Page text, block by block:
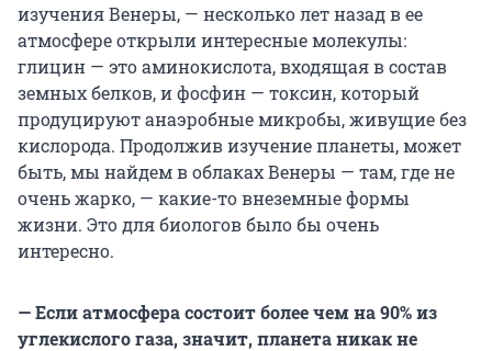
изучения Венеры, — несколько лет назад в ее
атмосфере открыли интересные молекулы:
глицин — это аминокислота, входящая в состав
земных белков, и фосфин — токсин, который
продуцируют анаэробные микробы, живущие без
кислорода. Продолжив изучение планеты, может
быть, мы найдем в облаках Венеры — там, где не
очень жарко, — какие-то внеземные формы
жизни. Это для биологов было бы очень
интересно.
— Если атмосфера состоит более чем на 90% из
углекислого газа, значит, планета никак не